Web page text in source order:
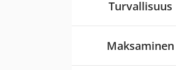
Turvallisuus
Maksaminen